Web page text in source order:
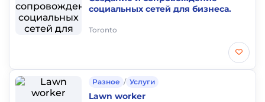
социальных сетей для бизнеса.
Toronto
Разное / Услуги
Lawn worker